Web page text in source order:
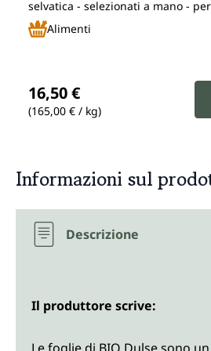
selvatica - selezionati a mano - per
insaporire come gustosa
Alimenti
16,50 €
(165,00 € / kg)
Informazioni sul
Descrizione
Il produttore scrive: